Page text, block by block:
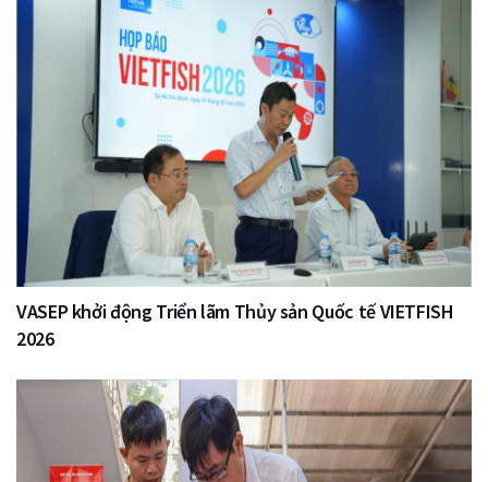
VASEP khởi động Triển lãm Thủy sản Quốc tế VIETFISH
2026